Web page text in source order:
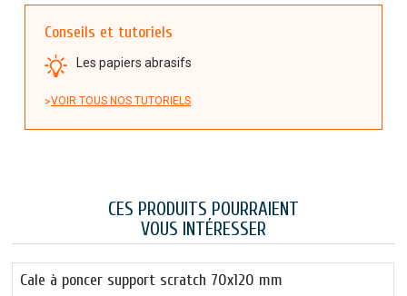
Conseils et tutoriels
Les papiers abrasifs
VOIR TOUS NOS TUTORIELS
CES PRODUITS POURRAIENT
VOUS INTÉRESSER
Cale à poncer support scratch 70x120 mm